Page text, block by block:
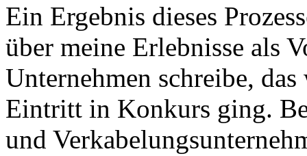
Ein Ergebnis dieses
über meine Erlebnisse als
Unternehmen schreibe,
Eintritt in Konkurs ging.
und